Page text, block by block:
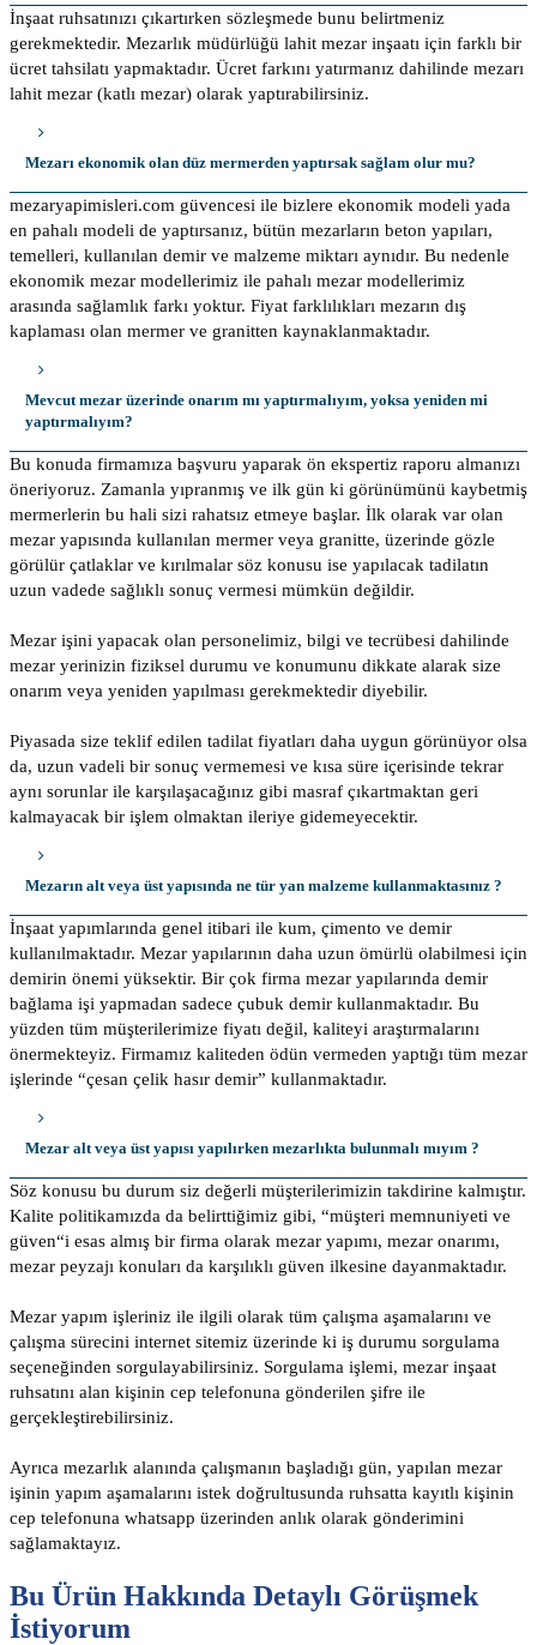
İnşaat ruhsatınızı çıkartırken sözleşmede bunu belirtmeniz
gerekmektedir. Mezarlık müdürlüğü lahit mezar inşaatı için farklı bir
ücret tahsilatı yapmaktadır. Ücret farkını yatırmanız dahilinde mezarı
lahit mezar (katlı mezar) olarak yaptırabilirsiniz.
Mezarı ekonomik olan düz mermerden yaptırsak sağlam olur mu?
mezaryapimisleri.com güvencesi ile bizlere ekonomik modeli yada
en pahalı modeli de yaptırsanız, bütün mezarların beton yapıları,
temelleri, kullanılan demir ve malzeme miktarı aynıdır. Bu nedenle
ekonomik mezar modellerimiz ile pahalı mezar modellerimiz
arasında sağlamlık farkı yoktur. Fiyat farklılıkları mezarın dış
kaplaması olan mermer ve granitten kaynaklanmaktadır.
Mevcut mezar üzerinde onarım mı yaptırmalıyım, yoksa yeniden mi
yaptırmalıyım?
Bu konuda firmamıza başvuru yaparak ön ekspertiz raporu almanızı
öneriyoruz. Zamanla yıpranmış ve ilk gün ki görünümünü kaybetmiş
mermerlerin bu hali sizi rahatsız etmeye başlar. İlk olarak var olan
mezar yapısında kullanılan mermer veya granitte, üzerinde gözle
görülür çatlaklar ve kırılmalar söz konusu ise yapılacak tadilatın
uzun vadede sağlıklı sonuç vermesi mümkün değildir.
Mezar işini yapacak olan personelimiz, bilgi ve tecrübesi dahilinde
mezar yerinizin fiziksel durumu ve konumunu dikkate alarak size
onarım veya yeniden yapılması gerekmektedir diyebilir.
Piyasada size teklif edilen tadilat fiyatları daha uygun görünüyor olsa
da, uzun vadeli bir sonuç vermemesi ve kısa süre içerisinde tekrar
aynı sorunlar ile karşılaşacağınız gibi masraf çıkartmaktan geri
kalmayacak bir işlem olmaktan ileriye gidemeyecektir.
Mezarın alt veya üst yapısında ne tür yan malzeme kullanmaktasınız ?
İnşaat yapımlarında genel itibari ile kum, çimento ve demir
kullanılmaktadır. Mezar yapılarının daha uzun ömürlü olabilmesi için
demirin önemi yüksektir. Bir çok firma mezar yapılarında demir
bağlama işi yapmadan sadece çubuk demir kullanmaktadır. Bu
yüzden tüm müşterilerimize fiyatı değil, kaliteyi araştırmalarını
önermekteyiz. Firmamız kaliteden ödün vermeden yaptığı tüm mezar
işlerinde “çesan çelik hasır demir” kullanmaktadır.
Mezar alt veya üst yapısı yapılırken mezarlıkta bulunmalı mıyım ?
Söz konusu bu durum siz değerli müşterilerimizin takdirine kalmıştır.
Kalite politikamızda da belirttiğimiz gibi, “müşteri memnuniyeti ve
güven“i esas almış bir firma olarak mezar yapımı, mezar onarımı,
mezar peyzajı konuları da karşılıklı güven ilkesine dayanmaktadır.
Mezar yapım işleriniz ile ilgili olarak tüm çalışma aşamalarını ve
çalışma sürecini internet sitemiz üzerinde ki iş durumu sorgulama
seçeneğinden sorgulayabilirsiniz. Sorgulama işlemi, mezar inşaat
ruhsatını alan kişinin cep telefonuna gönderilen şifre ile
gerçekleştirebilirsiniz.
Ayrıca mezarlık alanında çalışmanın başladığı gün, yapılan mezar
işinin yapım aşamalarını istek doğrultusunda ruhsatta kayıtlı kişinin
cep telefonuna whatsapp üzerinden anlık olarak gönderimini
sağlamaktayız.
Bu Ürün Hakkında Detaylı Görüşmek
İstiyorum